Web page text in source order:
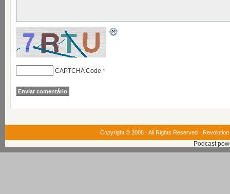
CAPTCHA Code *
Copyright © 2008 · All Rights Reserved ·
Podcast